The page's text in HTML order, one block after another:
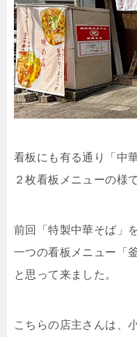
看板にも有る通り「中
２枚看板メニューの様で
前回「特製中華そば」
一つの看板メニュー「
と思って来ました。
こちらの店主さんは、